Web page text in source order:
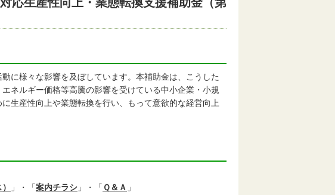
に様々な影響を及ぼしています。本補助金は、こうした
ネルギー価格等高騰の影響を受けている中小企業・小規
生産性向上や業態転換を行い、もって意欲的な経営向上
」・「案内チラシ 」・「 Ｑ＆Ａ 」